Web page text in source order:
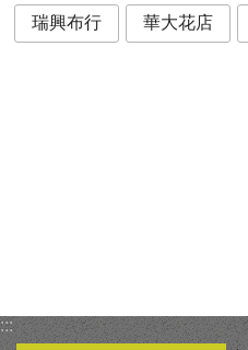
瑞興布行 華大花店
:::